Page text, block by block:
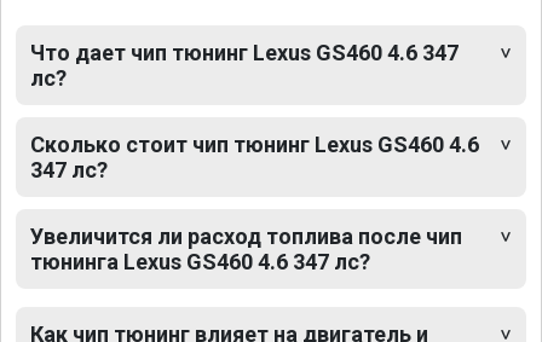
Что дает чип тюнинг Lexus GS460 4.6 347
лс?
Сколько стоит чип тюнинг Lexus GS460 4.6
347 лс?
Увеличится ли расход топлива после чип
тюнинга Lexus GS460 4.6 347 лс?
Как чип тюнинг влияет на двигатель и